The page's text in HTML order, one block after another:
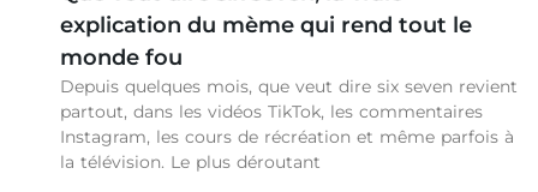
explication du mème qui rend tout le
monde fou
Depuis quelques mois, que veut dire six seven revient
partout, dans les vidéos TikTok, les commentaires
Instagram, les cours de récréation et même parfois à
la télévision. Le plus déroutant